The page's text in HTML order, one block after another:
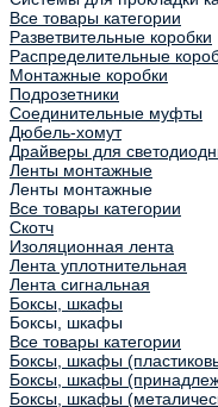
Все товары категории
Разветвительные коробки
Распределительные
Монтажные коробки
Подрозетники
Соединительные муфты
Дюбель-хомут
Драйверы для
Ленты монтажные
Ленты монтажные
Все товары категории
Скотч
Изоляционная лента
Лента уплотнительная
Лента сигнальная
Боксы, шкафы
Боксы, шкафы
Все товары категории
Боксы, шкафы
Боксы, шкафы
Боксы, шкафы